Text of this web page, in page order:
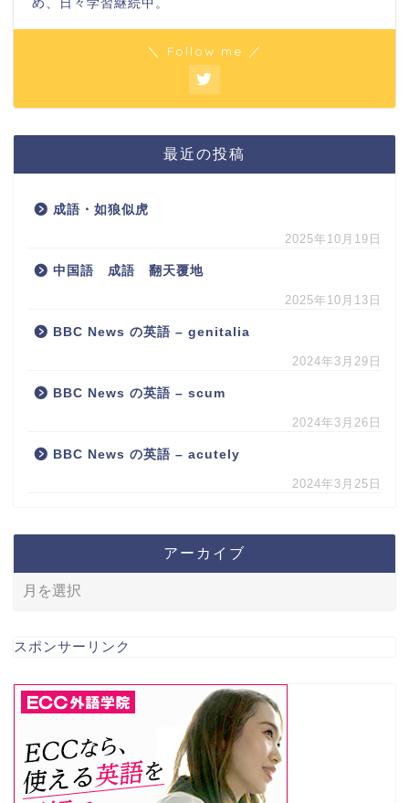
め、日々学習継続中。
＼ Follow me ／
最近の投稿
成語・如狼似虎
2025年10月19日
中国語 成語 翻天覆地
2025年10月13日
BBC News の英語 – genitalia
2024年3月29日
BBC News の英語 – scum
2024年3月26日
BBC News の英語 – acutely
2024年3月25日
アーカイブ
スポンサーリンク